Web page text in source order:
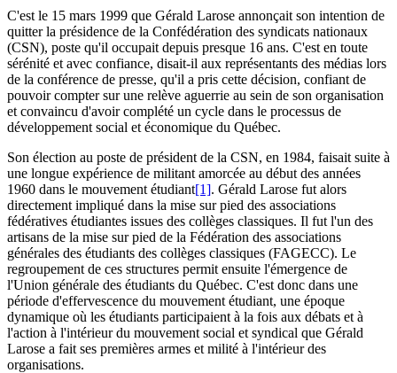
C'est le 15 mars 1999 que Gérald Larose annonçait son intention de
quitter la présidence de la Confédération des syndicats nationaux
(CSN), poste qu'il occupait depuis presque 16 ans. C'est en toute
sérénité et avec confiance, disait-il aux représentants des médias lors
de la conférence de presse, qu'il a pris cette décision, confiant de
pouvoir compter sur une relève aguerrie au sein de son organisation
et convaincu d'avoir complété un cycle dans le processus de
développement social et économique du Québec.
Son élection au poste de président de la CSN, en 1984, faisait suite à
une longue expérience de militant amorcée au début des années
1960 dans le mouvement étudiant[1]. Gérald Larose fut alors
directement impliqué dans la mise sur pied des associations
fédératives étudiantes issues des collèges classiques. Il fut l'un des
artisans de la mise sur pied de la Fédération des associations
générales des étudiants des collèges classiques (FAGECC). Le
regroupement de ces structures permit ensuite l'émergence de
l'Union générale des étudiants du Québec. C'est donc dans une
période d'effervescence du mouvement étudiant, une époque
dynamique où les étudiants participaient à la fois aux débats et à
l'action à l'intérieur du mouvement social et syndical que Gérald
Larose a fait ses premières armes et milité à l'intérieur des
organisations.